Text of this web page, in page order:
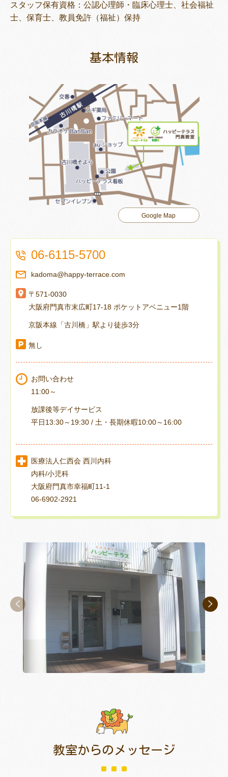
スタッフ保有資格：公認心理師・臨床心理士、社会福祉
士、保育士、教員免許（福祉）保持
基本情報
Google Map
06-6115-5700
kadoma@happy-terrace.com
〒571-0030
大阪府門真市末広町17-18 ポケットアベニュー1階
京阪本線「古川橋」駅より徒歩3分
無し
お問い合わせ
11:00～
放課後等デイサービス
平日13:30～19:30 / 土・長期休暇10:00～16:00
医療法人仁西会 西川内科
内科/小児科
大阪府門真市幸福町11-1
06-6902-2921
教室からのメッセージ